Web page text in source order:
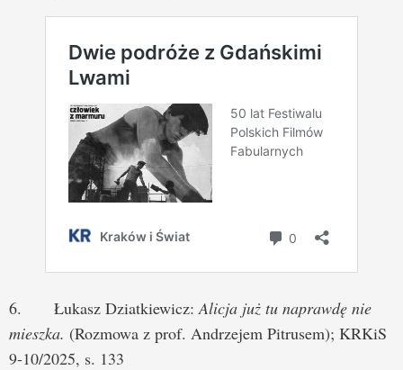
6. Łukasz Dziatkiewicz:Alicja już tu naprawdę nie
mieszka. (Rozmowa z prof. Andrzejem Pitrusem); KRKiS
9-10/2025, s. 133